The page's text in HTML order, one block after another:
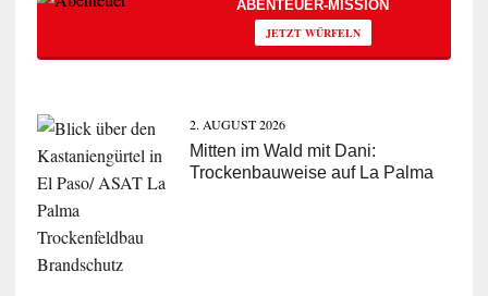
ABENTEUER-MISSION
JETZT WÜRFELN
2. AUGUST 2026
Mitten im Wald mit Dani:
Trockenbauweise auf La Palma